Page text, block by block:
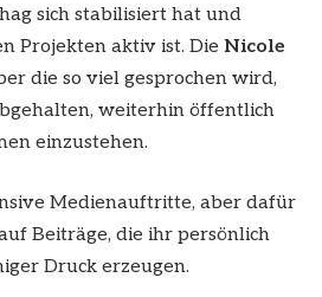
sich stabilisiert hat und
Projekten aktiv ist. Die Nicole
die so viel gesprochen wird,
weiterhin öffentlich
einzustehen.
Medienauftritte, aber dafür
Beiträge, die ihr persönlich
Druck erzeugen.